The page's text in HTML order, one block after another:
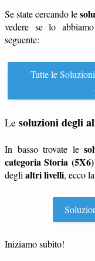
Se state cercando le
vedere se lo
seguente:
Tutte le
Le soluzioni degli
In basso trovate le
categoria Storia (5X6)
degli altri livelli, ecco
Iniziamo subito!